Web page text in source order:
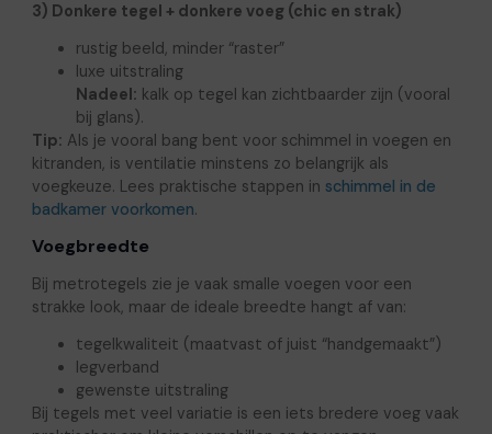
3) Donkere tegel + donkere voeg (chic en strak)
rustig beeld, minder “raster”
luxe uitstraling
Nadeel: kalk op tegel kan zichtbaarder zijn (vooral
bij glans).
Tip: Als je vooral bang bent voor schimmel in voegen en
kitranden, is ventilatie minstens zo belangrijk als
voegkeuze. Lees praktische stappen in schimmel in de
badkamer voorkomen.
Voegbreedte
Bij metrotegels zie je vaak smalle voegen voor een
strakke look, maar de ideale breedte hangt af van:
tegelkwaliteit (maatvast of juist “handgemaakt”)
legverband
gewenste uitstraling
Bij tegels met veel variatie is een iets bredere voeg vaak